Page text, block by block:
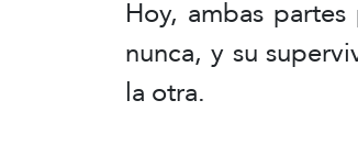
Hoy, ambas
nunca, y su
la otra.